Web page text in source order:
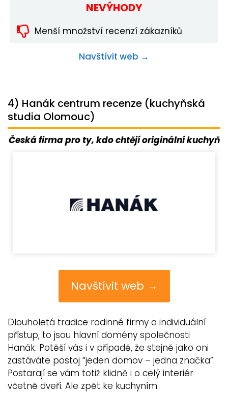
NEVÝHODY
Menší množství recenzí zákazníků
Navštívit web →
4) Hanák centrum recenze (kuchyňská
studia Olomouc)
Česká firma pro ty, kdo chtějí originální kuchyň
Navštívit web →
Dlouholetá tradice rodinné firmy a individuální
přístup, to jsou hlavní domény společnosti
Hanák. Potěší vás i v případě, že stejně jako oni
zastáváte postoj “jeden domov – jedna značka”.
Postarají se vám totiž klidně i o celý interiér
včetně dveří. Ale zpět ke kuchyním.